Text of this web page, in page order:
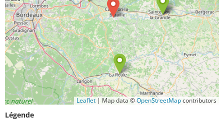
Leaflet | Map data ©OpenStreetMapcontributors
Légende